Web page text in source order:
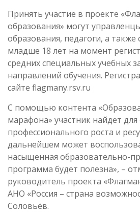
Принять участие в проекте
образования» могут
образования, педагоги, а также
младше 18 лет на момент
средних специальных учебных
направлений обучения.
сайте flagmany.rsv.ru
С помощью контента
марафона» участник найдет для
профессионального роста и
дальнейшем может
насыщенная образовательно-
программа будет полезна», –
руководитель проекта
АНО «Россия – страна
Соловьёв.